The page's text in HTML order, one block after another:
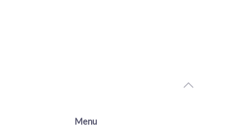
00:01:10 - Martedì, 04 Agosto 2026
Menu